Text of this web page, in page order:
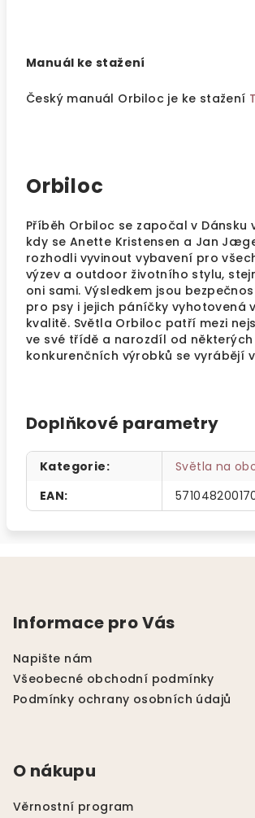
Manuál ke stažení
Český manuál Orbiloc je ke stažení
Orbiloc
Příběh Orbiloc se započal v Dánsku
kdy se Anette Kristensen a Jan
rozhodli vyvinout vybavení pro
výzev a outdoor životního stylu,
oni sami. Výsledkem jsou
pro psy i jejich páníčky vyhotovená
kvalitě. Světla Orbiloc patří mezi
ve své třídě a narozdíl od některých
konkurenčních výrobků se vyrábějí v
Doplňkové parametry
Kategorie:
Světla na
EAN:
Informace pro Vás
Napište nám
Všeobecné obchodní podmínky
Podmínky ochrany osobních údajů
O nákupu
Věrnostní program